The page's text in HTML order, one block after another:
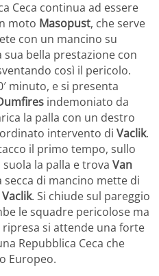
Ceca continua ad essere
moto Masopust, che serve
con un mancino su
sua bella prestazione con
così il pericolo.
minuto, e si presenta
indemoniato da
la palla con un destro
intervento di Vaclik.
il primo tempo, sullo
la palla e trova Van
secca di mancino mette di
Vaclik. Si chiude sul pareggio
le squadre pericolose ma
ripresa si attende una forte
Repubblica Ceca che
Europeo.